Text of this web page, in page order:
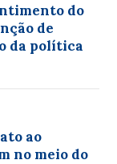
do
de
da política
ao
no meio do